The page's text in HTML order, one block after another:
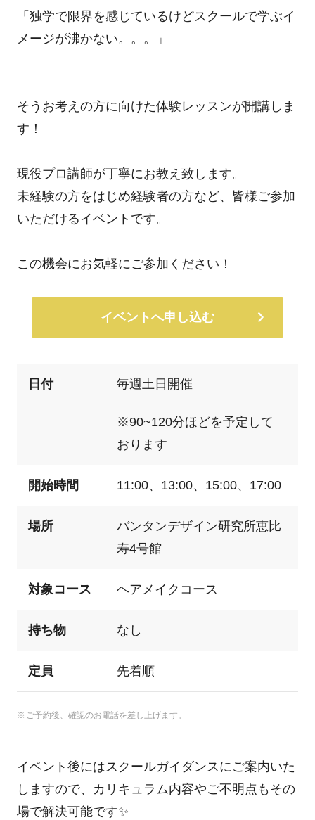
「独学で限界を感じているけどスクールで学ぶイ
メージが沸かない。。。」
そうお考えの方に向けた体験レッスンが開講しま
す！
現役プロ講師が丁寧にお教え致します。
未経験の方をはじめ経験者の方など、皆様ご参加
いただけるイベントです。
この機会にお気軽にご参加ください！
イベントへ申し込む
日付 毎週土日開催
※90~120分ほどを予定して
おります
開始時間 11:00、13:00、15:00、17:00
場所
バンタンデザイン研究所恵比
寿4号館
対象コース ヘアメイクコース
持ち物 なし
定員 先着順
ご予約後、確認のお電話を差し上げます。
イベント後にはスクールガイダンスにご案内いた
しますので、カリキュラム内容やご不明点もその
場で解決可能です✨️